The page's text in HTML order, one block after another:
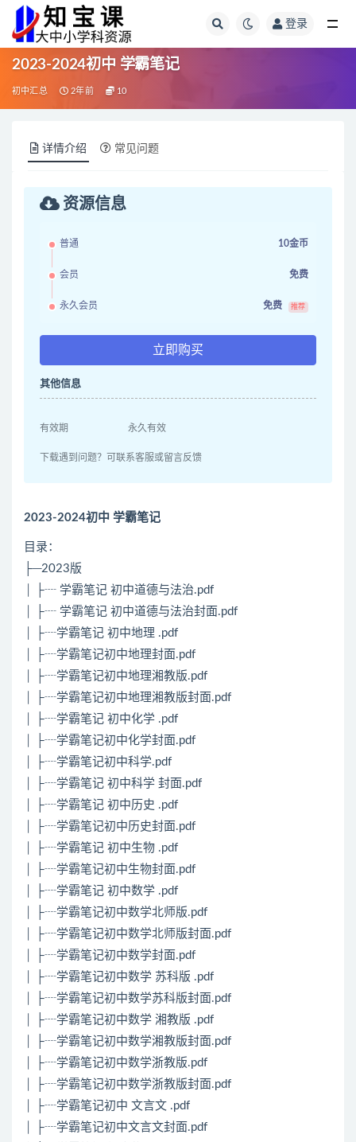
登录
2023-2024初中 学霸笔记
初中汇总 2年前 10
详情介绍 常见问题
资源信息
普通 10金币
会员 免费
永久会员 免费 推荐
立即购买
其他信息
有效期 永久有效
下载遇到问题？可联系客服或留言反馈
2023-2024初中 学霸笔记
目录：
├─2023版
│ ├┈ 学霸笔记 初中道德与法治.pdf
│ ├┈ 学霸笔记 初中道德与法治封面.pdf
│ ├┈学霸笔记 初中地理 .pdf
│ ├┈学霸笔记初中地理封面.pdf
│ ├┈学霸笔记初中地理湘教版.pdf
│ ├┈学霸笔记初中地理湘教版封面.pdf
│ ├┈学霸笔记 初中化学 .pdf
│ ├┈学霸笔记初中化学封面.pdf
│ ├┈学霸笔记初中科学.pdf
│ ├┈学霸笔记 初中科学 封面.pdf
│ ├┈学霸笔记 初中历史 .pdf
│ ├┈学霸笔记初中历史封面.pdf
│ ├┈学霸笔记 初中生物 .pdf
│ ├┈学霸笔记初中生物封面.pdf
│ ├┈学霸笔记 初中数学 .pdf
│ ├┈学霸笔记初中数学北师版.pdf
│ ├┈学霸笔记初中数学北师版封面.pdf
│ ├┈学霸笔记初中数学封面.pdf
│ ├┈学霸笔记初中数学 苏科版 .pdf
│ ├┈学霸笔记初中数学苏科版封面.pdf
│ ├┈学霸笔记初中数学 湘教版 .pdf
│ ├┈学霸笔记初中数学湘教版封面.pdf
│ ├┈学霸笔记初中数学浙教版.pdf
│ ├┈学霸笔记初中数学浙教版封面.pdf
│ ├┈学霸笔记初中 文言文 .pdf
│ ├┈学霸笔记初中文言文封面.pdf
全部